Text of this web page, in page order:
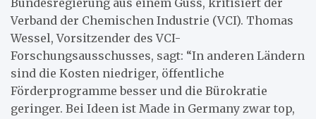
Verband der Chemischen Industrie (VCI). Thomas
Wessel, Vorsitzender des VCI-
Forschungsausschusses, sagt: “In anderen Ländern
sind die Kosten niedriger, öffentliche
Förderprogramme besser und die Bürokratie
geringer. Bei Ideen ist Made in Germany zwar top,